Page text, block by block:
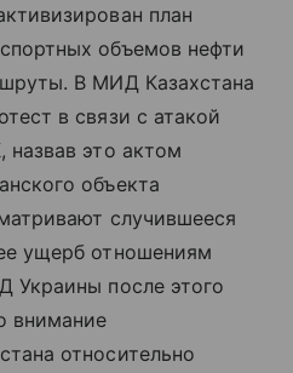
план
объемов нефти
В МИД Казахстана
в связи с атакой
назвав это актом
объекта
случившееся
ущерб отношениям
после этого
внимание
относительно